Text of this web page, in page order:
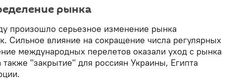
рынка
произошло серьезное изменение рынка
Сильное влияние на сокращение числа регулярных
международных перелетов оказали уход с рынка
также "закрытие" для россиян Украины, Египта